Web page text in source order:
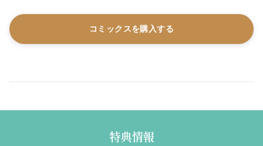
コミックスを購入する
特典情報